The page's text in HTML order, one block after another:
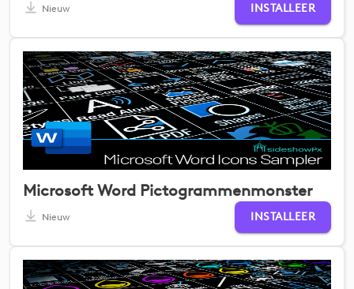
Nieuw INSTALLEER
Microsoft Word Pictogrammenmonster
Nieuw INSTALLEER